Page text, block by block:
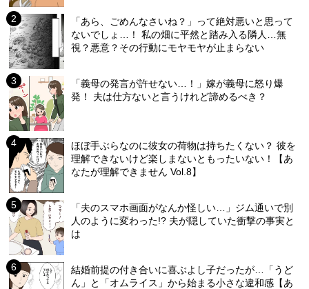
「あら、ごめんなさいね？」って絶対悪いと思って
ないでしょ…！ 私の畑に平然と踏み入る隣人…無
視？悪意？その行動にモヤモヤが止まらない
「義母の発言が許せない…！」嫁が義母に怒り爆
発！ 夫は仕方ないと言うけれど諦めるべき？
ほぼ手ぶらなのに彼女の荷物は持ちたくない？ 彼を
理解できないけど楽しまないともったいない！【あ
なたが理解できません Vol.8】
「夫のスマホ画面がなんか怪しい…」ジム通いで別
人のように変わった!? 夫が隠していた衝撃の事実と
は
結婚前提の付き合いに喜ぶよし子だったが…「うど
ん」と「オムライス」から始まる小さな違和感【あ